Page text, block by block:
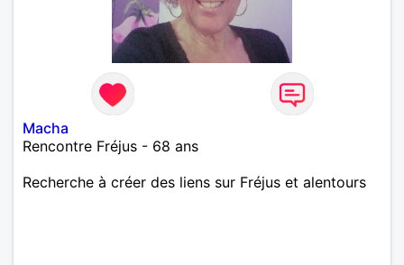
Macha
Rencontre Fréjus - 68 ans
Recherche à créer des liens sur Fréjus et alentours